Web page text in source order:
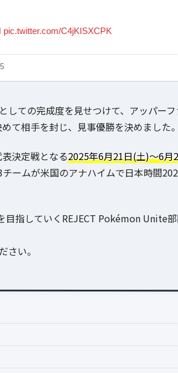
pic.twitter.com/C4jKISXCPK
しての完成度を見せつけて、アッパーフ
て相手を封じ、見事優勝を決めました。
決定戦となる2025年6月21日(土)～6月
ームが米国のアナハイムで日本時間
目指していくREJECT Pokémon Unite
さい。